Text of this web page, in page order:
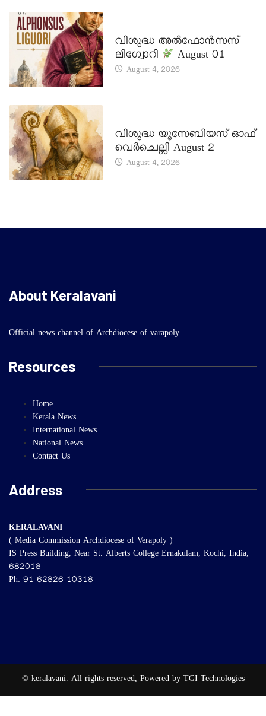
വിശുദ്ധ അൽഫോൻസസ്
ലിഗ്വോറി
August 01
August 4, 2026
വിശുദ്ധ യൂസേബിയസ് ഓഫ്
വെർചെല്ലി August 2
August 4, 2026
About Keralavani
Official news channel of Archdiocese of varapoly.
Resources
Home
Kerala News
International News
National News
Contact Us
Address
KERALAVANI
( Media Commission Archdiocese of Verapoly )
IS Press Building, Near St. Alberts College Ernakulam, Kochi, India,
682018
Ph: 91 62826 10318
© keralavani. All rights reserved, Powered by TGI Technologies